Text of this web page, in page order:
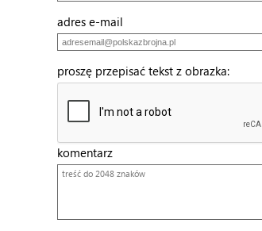
adres e-mail
proszę przepisać tekst z obrazka:
komentarz